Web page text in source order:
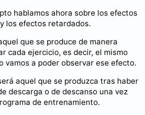
hablamos ahora sobre los efectos
los efectos retardados.
que se produce de manera
cada ejercicio, es decir, el mismo
vamos a poder observar ese efecto.
aquel que se produzca tras haber
descarga o de descanso una vez
de entrenamiento.